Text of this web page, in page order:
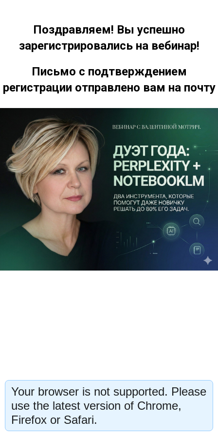
Поздравляем! Вы успешно
зарегистрировались на вебинар!
Письмо с подтверждением
регистрации отправлено вам на почту
Your browser is not supported. Please
use the latest version of Chrome,
Firefox or Safari.